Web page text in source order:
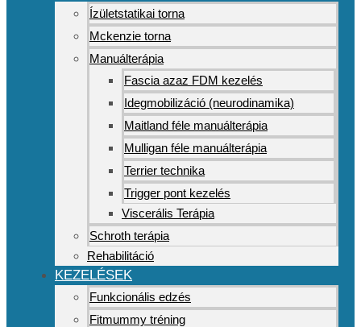
Ízületstatikai torna
Mckenzie torna
Manuálterápia
Fascia azaz FDM kezelés
Idegmobilizáció (neurodinamika)
Maitland féle manuálterápia
Mulligan féle manuálterápia
Terrier technika
Trigger pont kezelés
Viscerális Terápia
Schroth terápia
Rehabilitáció
KEZELÉSEK
Funkcionális edzés
Fitmummy tréning